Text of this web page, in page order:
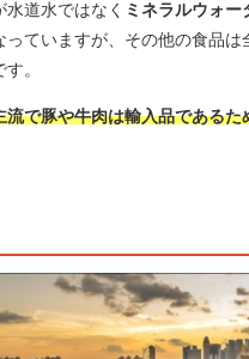
道水ではなく ミネラルウォー
っていますが、その他の食品は
。
流で豚や牛肉は輸入品であるた